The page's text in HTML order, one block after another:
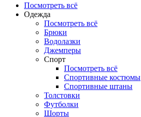
Посмотреть всё
Одежда
Посмотреть всё
Брюки
Водолазки
Джемперы
Спорт
Посмотреть всё
Спортивные костюмы
Спортивные штаны
Толстовки
Футболки
Шорты